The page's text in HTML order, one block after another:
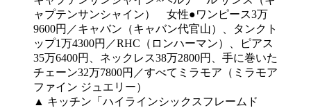
▲ キッチン「ハイラインシックスフレームド